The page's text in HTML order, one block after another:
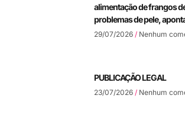
alimentação de frangos
problemas de pele,
29/07/2026 Nenhum
PUBLICAÇÃO LEGAL
23/07/2026 Nenhum